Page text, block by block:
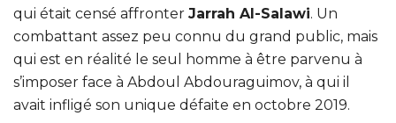
qui était censé affronter Jarrah Al-Salawi. Un
combattant assez peu connu du grand public, mais
qui est en réalité le seul homme à être parvenu à
s’imposer face à Abdoul Abdouraguimov, à qui il
avait infligé son unique défaite en octobre 2019.